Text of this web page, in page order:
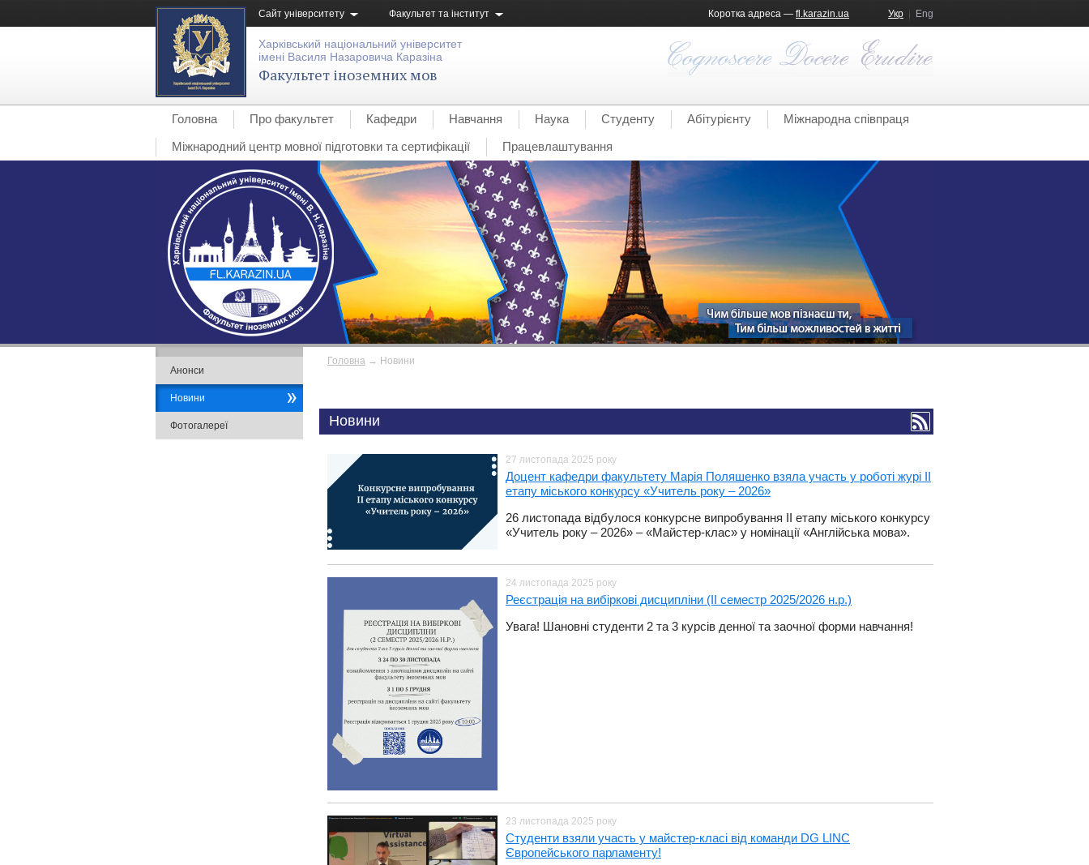
Сайт університету Факультет та інститут Укр Eng
Коротка адреса — fl.karazin.ua
Харківський національний університет
імені Василя Назаровича Каразіна
Факультет іноземних мов
Головна Про факультет Кафедри Навчання Наука Студенту Абітурієнту
Міжнародна співпраця
Міжнародний центр мовної підготовки та сертифікації
Працевлаштування
Головна → Новини
Новини
27 листопада 2025 року
Доцент кафедри факультету Марія Поляшенко взяла участь у роботі журі ІІ
етапу міського конкурсу «Учитель року – 2026»
​26 листопада відбулося конкурсне випробування ІІ етапу міського конкурсу
«Учитель року – 2026» ‒ «Майстер-клас» у номінації «Англійська мова».
24 листопада 2025 року
​Реєстрація на вибіркові дисципліни (ІІ семестр 2025/2026 н.р.)
Увага! Шановні студенти 2 та 3 курсів денної та заочної форми навчання!
23 листопада 2025 року
Студенти взяли участь у майстер-класі від команди DG LINC
Європейського парламенту!
Анонси
Новини
Фотогалереї